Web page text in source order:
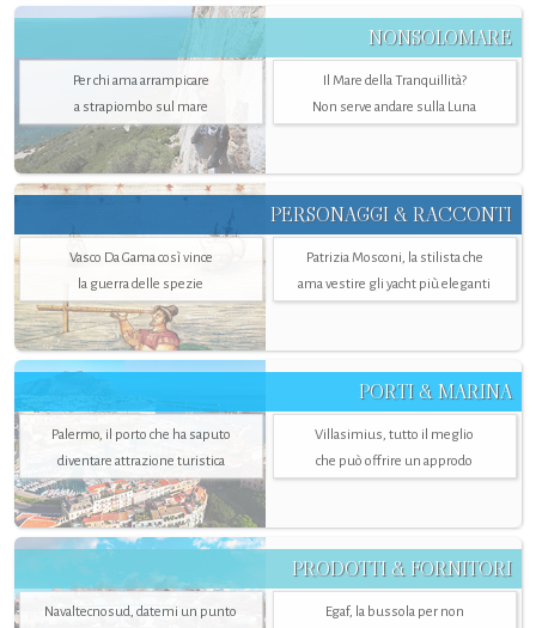
NONSOLOMARE
Per chi ama arrampicare
a strapiombo sul mare
Il Mare della Tranquillità?
Non serve andare sulla Luna
PERSONAGGI & RACCONTI
Vasco Da Gama così vince
la guerra delle spezie
Patrizia Mosconi, la stilista che
ama vestire gli yacht più eleganti
PORTI & MARINA
Palermo, il porto che ha saputo
diventare attrazione turistica
Villasimius, tutto il meglio
che può offrire un approdo
PRODOTTI & FORNITORI
Navaltecnosud, datemi un punto
Egaf, la bussola per non